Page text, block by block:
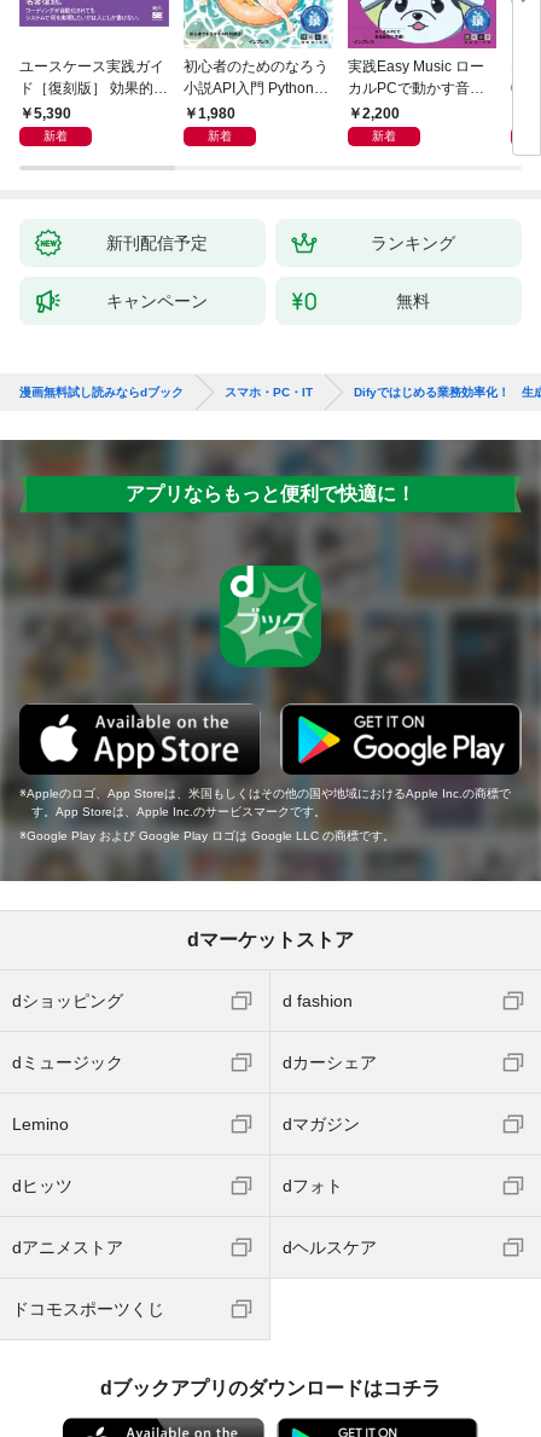
ユースケース実践ガイ
ド［復刻版］ 効果的な
ユースケースの書き方
5,390
新着
初心者のためのなろう
小説API入門 Pythonで
作るデータ活用法
1,980
新着
実践Easy Music ロー
カルPCで動かす音楽
生成AI完全ガイド
2,200
新着
新刊配信予定 ランキング
キャンペーン 無料
漫画無料試し読みならdブック スマホ・PC・IT Difyではじめる業務効率化！ 生
アプリならもっと便利で快適に！
Appleのロゴ、App Storeは、米国もしくはその他の国や地域におけるApple Inc.の商標で
す。App Storeは、Apple Inc.のサービスマークです。
Google Play および Google Play ロゴは Google LLC の商標です。
dマーケットストア
dショッピング d fashion
dミュージック dカーシェア
Lemino dマガジン
dヒッツ dフォト
dアニメストア dヘルスケア
ドコモスポーツくじ
dブックアプリのダウンロードはコチラ